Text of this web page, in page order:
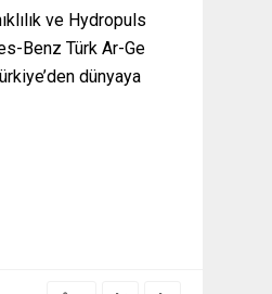
ve Hydropuls
Benz Türk Ar-Ge
dünyaya